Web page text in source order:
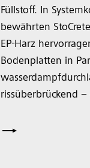
Füllstoff. In
bewährten
EP-Harz
Bodenplatten in
rissüberbrückend